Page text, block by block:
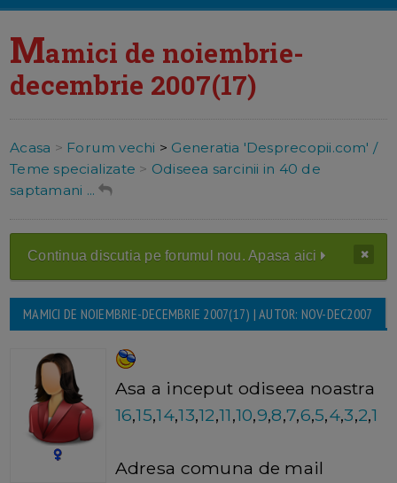
Mamici de noiembrie-
decembrie 2007(17)
Acasa > Forum vechi > Generatia 'Desprecopii.com' /
Teme specializate > Odiseea sarcinii in 40 de
saptamani ...
Continua discutia pe forumul nou. Apasa aici
MAMICI DE NOIEMBRIE-DECEMBRIE 2007(17) | AUTOR: NOV-DEC2007
Asa a inceput odiseea noastra
16,15,14,13,12,11,10,9,8,7,6,5,4,3,2,1
Adresa comuna de mail